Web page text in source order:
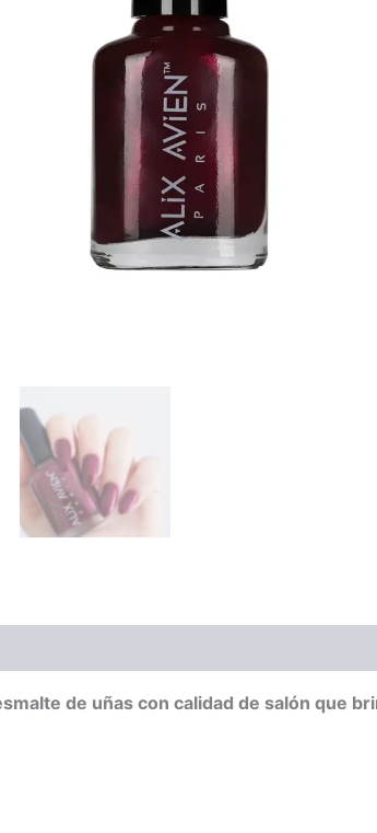
de uñas con calidad de salón que